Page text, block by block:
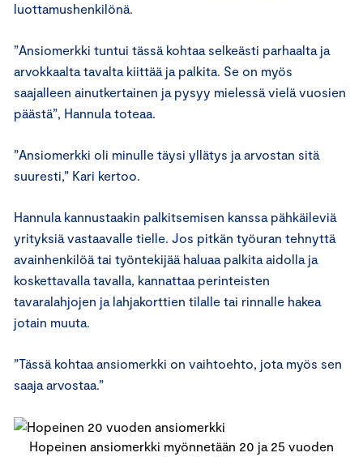
luottamushenkilönä.
”Ansiomerkki tuntui tässä kohtaa selkeästi parhaalta ja
arvokkaalta tavalta kiittää ja palkita. Se on myös
saajalleen ainutkertainen ja pysyy mielessä vielä vuosien
päästä”, Hannula toteaa.
”Ansiomerkki oli minulle täysi yllätys ja arvostan sitä
suuresti,” Kari kertoo.
Hannula kannustaakin palkitsemisen kanssa pähkäileviä
yrityksiä vastaavalle tielle. Jos pitkän työuran tehnyttä
avainhenkilöä tai työntekijää haluaa palkita aidolla ja
koskettavalla tavalla, kannattaa perinteisten
tavaralahjojen ja lahjakorttien tilalle tai rinnalle hakea
jotain muuta.
”Tässä kohtaa ansiomerkki on vaihtoehto, jota myös sen
saaja arvostaa.”
Hopeinen ansiomerkki myönnetään 20 ja 25 vuoden